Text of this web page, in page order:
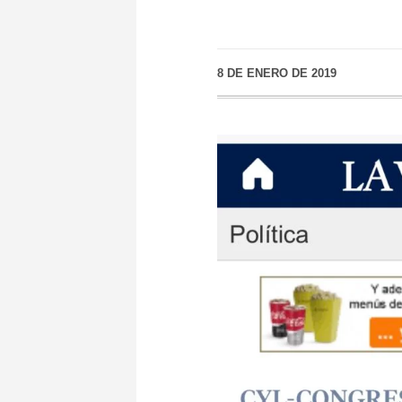
8 DE ENERO DE 2019